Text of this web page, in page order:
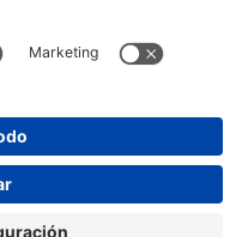
© 2024 Fira de Barcelona